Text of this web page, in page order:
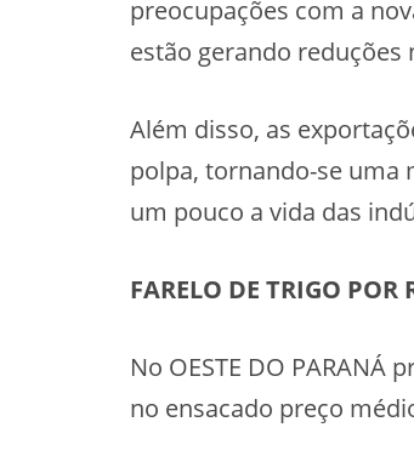
preocupações com a
estão gerando reduções
Além disso, as
polpa, tornando-se uma
um pouco a vida das
FARELO DE TRIGO
No OESTE DO PARANÁ
no ensacado preço